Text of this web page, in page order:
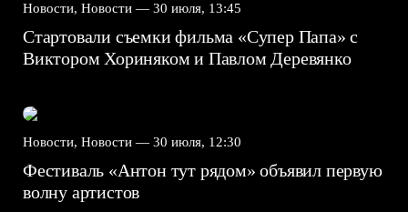
Новости, Новости — 30 июля, 13:45
Стартовали съемки фильма «Супер Папа» с
Виктором Хориняком и Павлом Деревянко
Новости, Новости — 30 июля, 12:30
Фестиваль «Антон тут рядом» объявил первую
волну артистов